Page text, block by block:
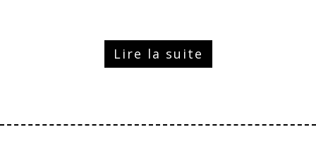
Lire la suite